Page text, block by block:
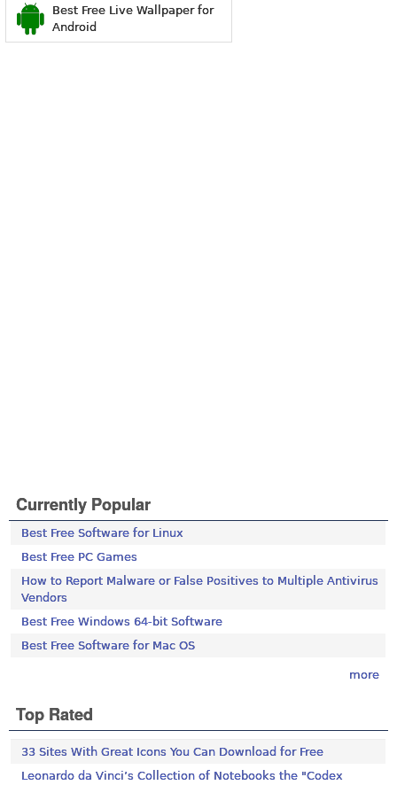
Best Free Live Wallpaper for
Android
Currently Popular
Best Free Software for Linux
Best Free PC Games
How to Report Malware or False Positives to Multiple Antivirus
Vendors
Best Free Windows 64-bit Software
Best Free Software for Mac OS
more
Top Rated
33 Sites With Great Icons You Can Download for Free
Leonardo da Vinci’s Collection of Notebooks the "Codex